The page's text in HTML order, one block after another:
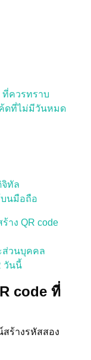
ที่ควรทราบ
ดที่ไม่มีวันหมด
ทัล
บนมือถือ
าง QR code
ส่วนบุคคล
วันนี้
code ที่
ร้างรหัสสอง